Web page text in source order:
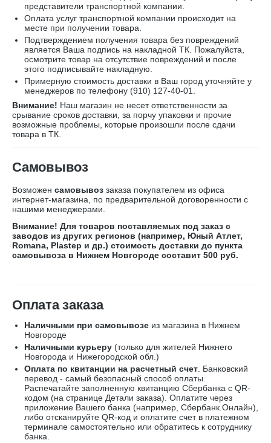
представители транспортной компании.
Оплата услуг транспортной компании происходит на
месте при получении товара.
Подтверждением получения товара без повреждений
является Ваша подпись на накладной ТК. Пожалуйста,
осмотрите товар на отсутствие повреждений и после
этого подписывайте накладную.
Примерную стоимость доставки в Ваш город уточняйте у
менеджеров по телефону (910) 127-40-01
Внимание! Наш магазин не несет ответственности за
срывание сроков доставки, за порчу упаковки и прочие
возможные проблемы, которые произошли после сдачи
товара в ТК.
Самовывоз
Возможен самовывоз заказа покупателем из офиса
интернет-магазина, по предварительной договоренности с
нашими менеджерами.
Внимание! Для товаров поставляемых под заказ с
заводов из других регионов (например, Юный Атлет,
Romana, Plastep и др.) стоимость доставки до пункта
самовывоза в Нижнем Новгороде составит 500 руб.
Оплата заказа
Наличными при самовывозе из магазина в Нижнем
Новгороде
Наличными курьеру (только для жителей Нижнего
Новгорода и Нижегородской обл.)
Оплата по квитанции на расчетный счет . Банковский
перевод - самый безопасный способ оплаты.
Распечатайте заполненную квитанцию Сбербанка с QR-
кодом (на странице Детали заказа). Оплатите через
приложение Вашего банка (например, Сбербанк.Онлайн),
либо отсканируйте QR-код и оплатите счет в платежном
терминале самостоятельно или обратитесь к сотруднику
банка.